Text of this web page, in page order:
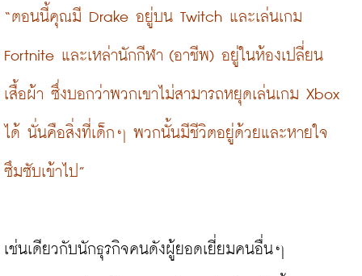
“ตอนนี้คุณมี Drake อยู่บน Twitch และเล่นเกม
Fortnite และเหล่านักกีฬา (อาชีพ) อยู่ในห้องเปลี่ยน
เสื้อผ้า ซึ่งบอกว่าพวกเขาไม่สามารถหยุดเล่นเกม Xbox
ได้ นั่นคือสิ่งที่เด็กๆ พวกนั้นมีชีวิตอยู่ด้วยและหายใจ
ซึมซับเข้าไป”
เช่นเดียวกับนักธุรกิจคนดังผู้ยอดเยี่ยมคนอื่นๆ